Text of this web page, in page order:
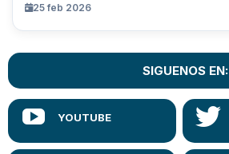
25 feb 2026
SIGUENOS EN: